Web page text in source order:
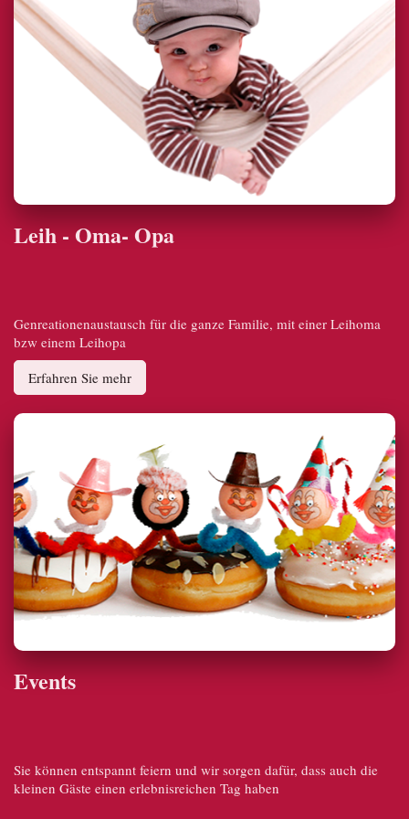
Leih - Oma- Opa
Genreationenaustausch für die ganze Familie, mit einer Leihoma
bzw einem Leihopa
Erfahren Sie mehr
Events
Sie können entspannt feiern und wir sorgen dafür, dass auch die
kleinen Gäste einen erlebnisreichen Tag haben